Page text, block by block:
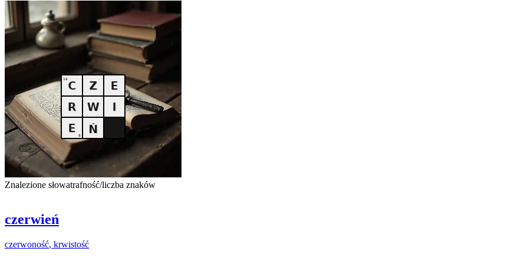
Znalezione słowatrafność/liczba znaków
czerwień
czerwoność, krwistość